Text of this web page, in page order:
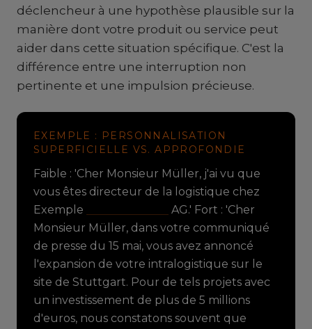
déclencheur à une hypothèse plausible sur la
manière dont votre produit ou service peut
aider dans cette situation spécifique. C'est la
différence entre une interruption non
pertinente et une impulsion précieuse.
EXEMPLE : PERSONNALISATION
SUPERFICIELLE VS. APPROFONDIE
Faible : 'Cher Monsieur Müller, j'ai vu que
vous êtes directeur de la logistique chez
Exemple
AG.' Fort : 'Cher
Monsieur Müller, dans votre communiqué
de presse du 15 mai, vous avez annoncé
l'expansion de votre intralogistique sur le
site de Stuttgart. Pour de tels projets avec
un investissement de plus de 5 millions
d'euros, nous constatons souvent que